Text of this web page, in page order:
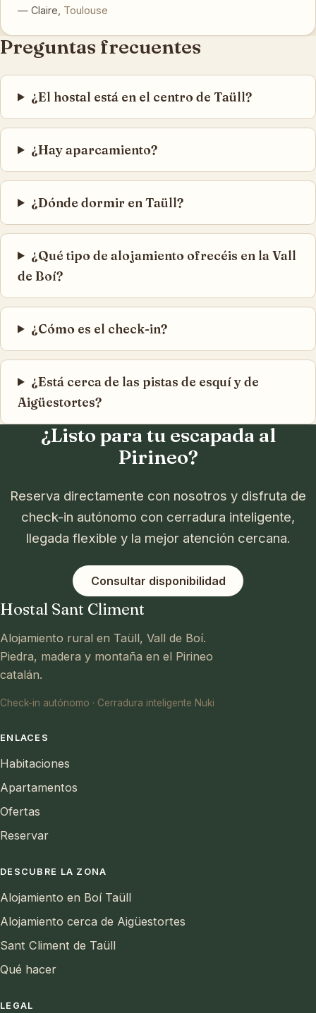
— Claire, Toulouse
Preguntas frecuentes
¿El hostal está en el centro de Taüll?
¿Hay aparcamiento?
¿Dónde dormir en Taüll?
¿Qué tipo de alojamiento ofrecéis en la Vall
de Boí?
¿Cómo es el check-in?
¿Está cerca de las pistas de esquí y de
Aigüestortes?
¿Listo para tu escapada al
Pirineo?
Reserva directamente con nosotros y disfruta de
check-in autónomo con cerradura inteligente,
llegada flexible y la mejor atención cercana.
Consultar disponibilidad
Hostal Sant Climent
Alojamiento rural en Taüll, Vall de Boí.
Piedra, madera y montaña en el Pirineo
catalán.
Check-in autónomo · Cerradura inteligente Nuki
ENLACES
Habitaciones
Apartamentos
Ofertas
Reservar
DESCUBRE LA ZONA
Alojamiento en Boí Taüll
Alojamiento cerca de Aigüestortes
Sant Climent de Taüll
Qué hacer
LEGAL